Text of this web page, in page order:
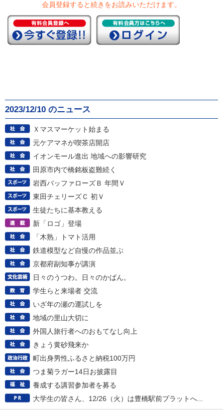
会員登録すると続きをお読みいただけます。
2023/12/10 のニュース
Ｘマスマーケット始まる
元ケアマネが喫茶店開店
イオンモール進出 地域への影響研究
田原市内で橋銘板盗難続く
岩西バッファローズＢ 年間Ｖ
東田チェリーズＣ 初Ｖ
生徒たちに基本教える
新「ロゴ」登場
「木熟」トマト活用
鉄道模型など自慢の作品並ぶ
京都府副知事が講演
日々のうつわ。日々のかばん。
学生らと来場者 交流
いざ年の瀬の運試しを
地域の里山大切に
外国人旅行者へのおもてなし向上
きょう黄砂飛来か
町出身男性ふるさと納税100万円
つま菊ラガー14日お披露目
養成する講習参加者を募る
大学生の皆さん、12/26（火）は豊橋駅前プラットへ...